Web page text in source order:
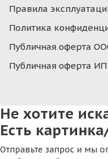
Правила
Политика
Публичная оферта
Публичная оферта
Не хотите
Есть
Отправьте запрос и мы